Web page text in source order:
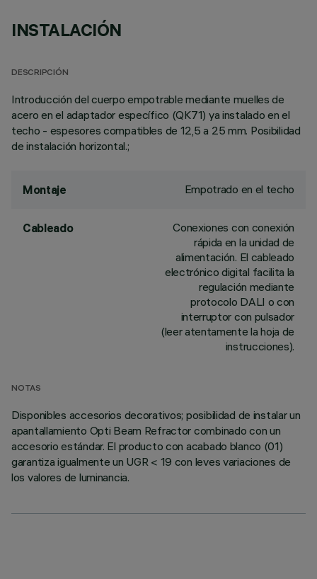
INSTALACIÓN
DESCRIPCIÓN
Introducción del cuerpo empotrable mediante muelles de
acero en el adaptador específico (QK71) ya instalado en el
techo - espesores compatibles de 12,5 a 25 mm. Posibilidad
de instalación horizontal.;
Montaje Empotrado en el techo
Cableado
Conexiones con conexión
rápida en la unidad de
alimentación. El cableado
electrónico digital facilita la
regulación mediante
protocolo DALI o con
interruptor con pulsador
(leer atentamente la hoja de
instrucciones).
NOTAS
Disponibles accesorios decorativos; posibilidad de instalar un
apantallamiento Opti Beam Refractor combinado con un
accesorio estándar. El producto con acabado blanco (01)
garantiza igualmente un UGR < 19 con leves variaciones de
los valores de luminancia.